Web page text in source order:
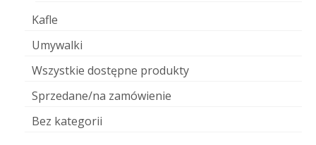
Kafle
Umywalki
Wszystkie dostępne produkty
Sprzedane/na zamówienie
Bez kategorii